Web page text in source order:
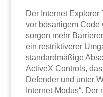
Der Internet
vor bösartigem
sorgen mehr
ein restriktiverer
standardmäßige
ActiveX Controls,
Defender und unter
Internet-Modus“.